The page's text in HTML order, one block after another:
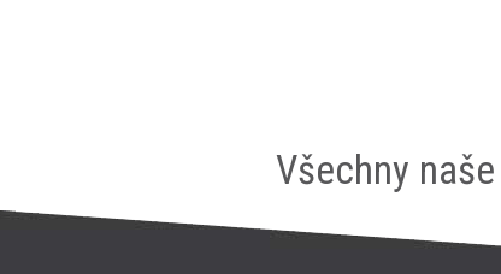
Všechny